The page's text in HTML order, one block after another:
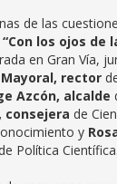
de las
los ojos de
en Gran Vía,
rector
Azcón, alcalde
consejera de
y
de Política Científica.